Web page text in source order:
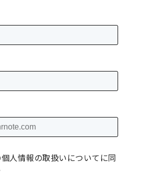
人情報の取扱いについてに同